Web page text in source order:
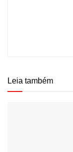
Leia também